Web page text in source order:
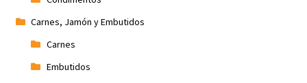
Carnes, Jamón y Embutidos
Carnes
Embutidos